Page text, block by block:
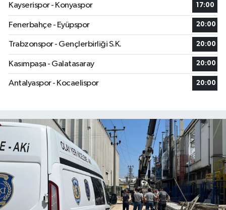
Kayserispor - Konyaspor
17:00
Fenerbahçe - Eyüpspor 20:00
Trabzonspor - Gençlerbirliği S.K. 20:00
Kasımpaşa - Galatasaray 20:00
Antalyaspor - Kocaelispor 20:00